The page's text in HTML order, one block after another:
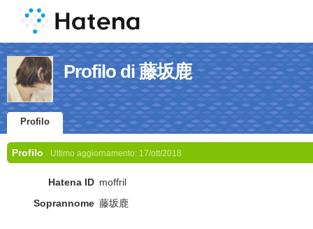
Profilo di 藤坂鹿
Profilo
Profilo Ultimo aggiornamento: 17/ott/2018
Hatena ID moffril
Soprannome 藤坂鹿